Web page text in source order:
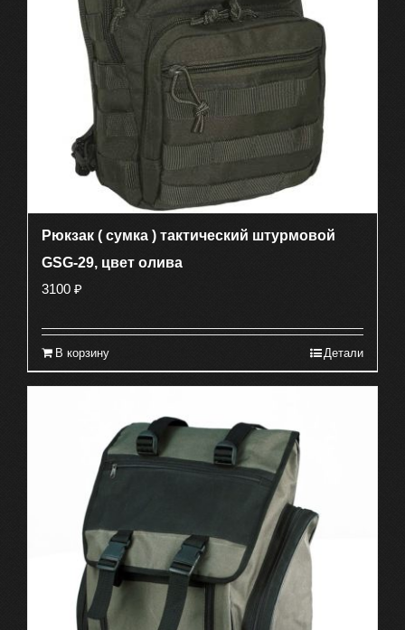
Рюкзак ( сумка ) тактический штурмовой
GSG-29, цвет олива
3100 ₽
В корзину Детали